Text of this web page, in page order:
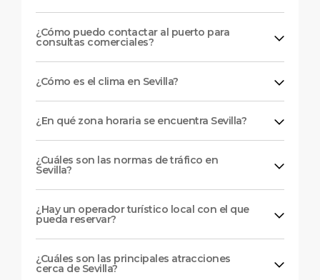
¿Cómo puedo contactar al puerto para
consultas comerciales?
¿Cómo es el clima en Sevilla?
¿En qué zona horaria se encuentra Sevilla?
¿Cuáles son las normas de tráfico en
Sevilla?
¿Hay un operador turístico local con el que
pueda reservar?
¿Cuáles son las principales atracciones
cerca de Sevilla?